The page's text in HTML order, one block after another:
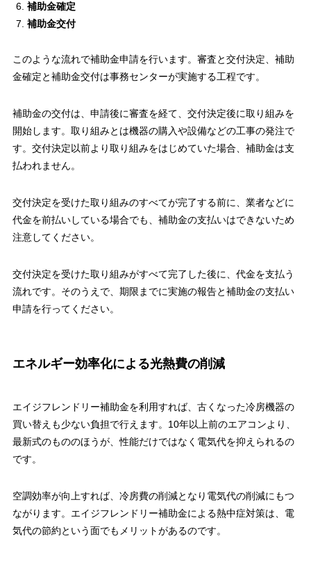
補助金確定
補助金交付
このような流れで補助金申請を行います。審査と交付決定、補助
金確定と補助金交付は事務センターが実施する工程です。
補助金の交付は、申請後に審査を経て、交付決定後に取り組みを
開始します。取り組みとは機器の購入や設備などの工事の発注で
す。交付決定以前より取り組みをはじめていた場合、補助金は支
払われません。
交付決定を受けた取り組みのすべてが完了する前に、業者などに
代金を前払いしている場合でも、補助金の支払いはできないため
注意してください。
交付決定を受けた取り組みがすべて完了した後に、代金を支払う
流れです。そのうえで、期限までに実施の報告と補助金の支払い
申請を行ってください。
エネルギー効率化による光熱費の削減
エイジフレンドリー補助金を利用すれば、古くなった冷房機器の
買い替えも少ない負担で行えます。10年以上前のエアコンより、
最新式のもののほうが、性能だけではなく電気代を抑えられるの
です。
空調効率が向上すれば、冷房費の削減となり電気代の削減にもつ
ながります。エイジフレンドリー補助金による熱中症対策は、電
気代の節約という面でもメリットがあるのです。